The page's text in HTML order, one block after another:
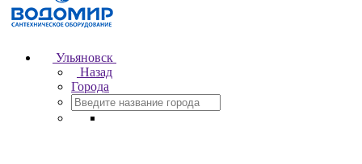
Ульяновск
Назад
Города